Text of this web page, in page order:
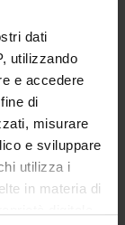
dati
utilizzando
e accedere
di
misurare
e sviluppare
utilizza i
in materia di